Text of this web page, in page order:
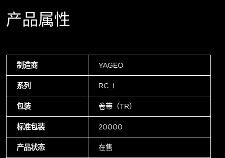
产品属性
制造商 YAGEO
系列 RC_L
包装 卷带（TR）
标准包装 20000
产品状态 在售